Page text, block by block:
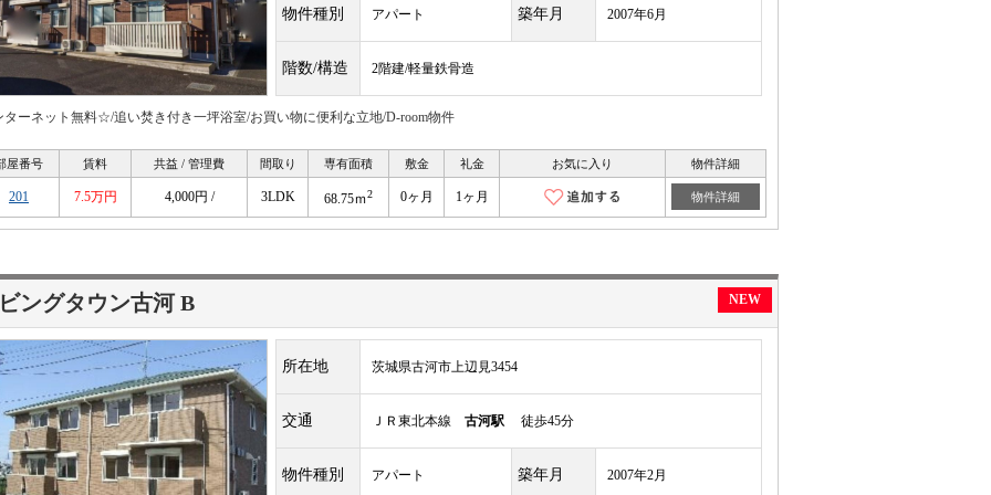
物件種別 アパート 築年月 2007年6月
階数/構造 2階建/軽量鉄骨造
ターネット無料☆/追い焚き付き一坪浴室/お買い物に便利な立地/D-room物件
屋番号 賃料 共益 / 管理費 間取り 専有面積 敷金 礼金 お気に入り 物件詳細
201 7.5万円 4,000円 / 3LDK 68.75ｍ2 0ヶ月 1ヶ月 物件詳細
ングタウン古河 B NEW
所在地 茨城県古河市上辺見3454
交通 ＪＲ東北本線 古河駅 徒歩45分
物件種別 アパート 築年月 2007年2月